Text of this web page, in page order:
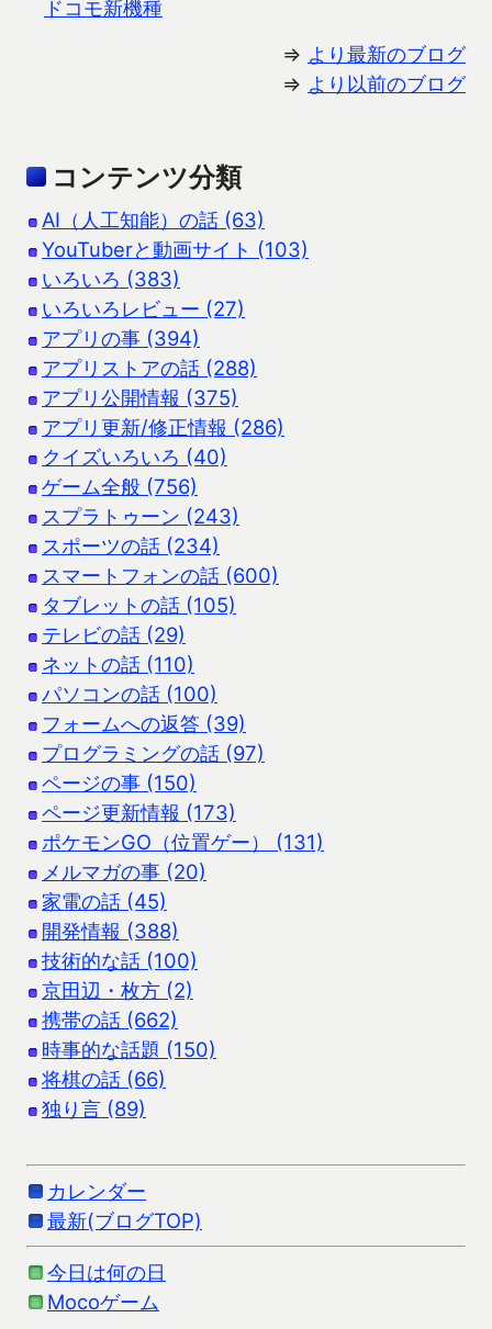
ドコモ新機種
⇒ より最新のブログ
⇒ より以前のブログ
コンテンツ分類
AI（人工知能）の話 (63)
YouTuberと動画サイト (103)
いろいろ (383)
いろいろレビュー (27)
アプリの事 (394)
アプリストアの話 (288)
アプリ公開情報 (375)
アプリ更新/修正情報 (286)
クイズいろいろ (40)
ゲーム全般 (756)
スプラトゥーン (243)
スポーツの話 (234)
スマートフォンの話 (600)
タブレットの話 (105)
テレビの話 (29)
ネットの話 (110)
パソコンの話 (100)
フォームへの返答 (39)
プログラミングの話 (97)
ページの事 (150)
ページ更新情報 (173)
ポケモンGO（位置ゲー） (131)
メルマガの事 (20)
家電の話 (45)
開発情報 (388)
技術的な話 (100)
京田辺・枚方 (2)
携帯の話 (662)
時事的な話題 (150)
将棋の話 (66)
独り言 (89)
カレンダー
最新(ブログTOP)
今日は何の日
Mocoゲーム